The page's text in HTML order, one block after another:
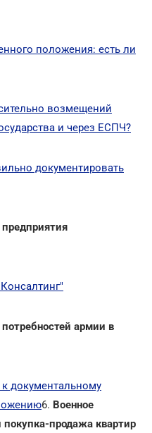
положения: есть ли
возмещений
и через ЕСПЧ?
документировать
армии в
документальному
6. Военное
продажа квартир